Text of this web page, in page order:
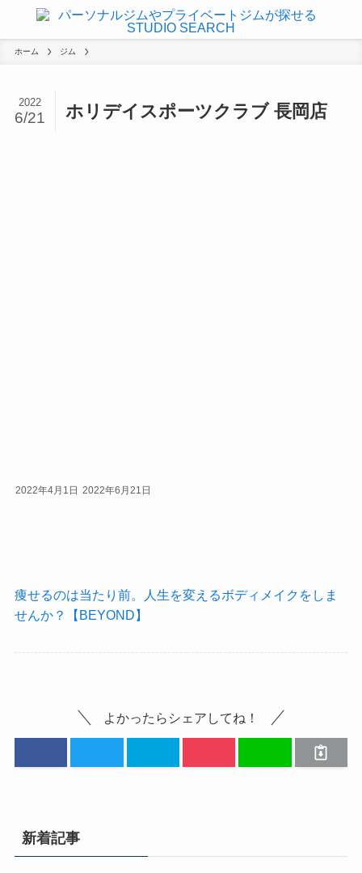
ホーム ジム
ホリデイスポーツクラブ 長岡店
2022
6/21
2022年4月1日 2022年6月21日
痩せるのは当たり前。人生を変えるボディメイクをしま
せんか？【BEYOND】
よかったらシェアしてね！
新着記事